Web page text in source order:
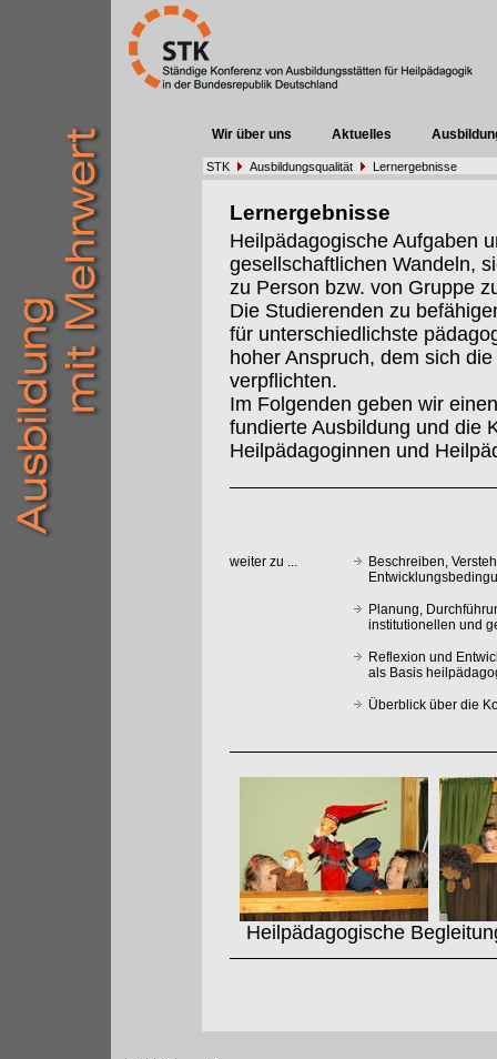
Wir über uns Aktuelles
STK Ausbildungsqualität Lernergebnisse
Lernergebnisse
Heilpädagogische Aufgaben
gesellschaftlichen Wandeln,
zu Person bzw. von Gruppe
Die Studierenden zu
für unterschiedlichste
hoher Anspruch, dem sich
verpflichten.
Im Folgenden geben wir
fundierte Ausbildung und die
Heilpädagoginnen und
weiter zu ...
Beschreiben,
Planung,
institutionellen und
Reflexion und
als Basis
Überblick über die
Heilpädagogische